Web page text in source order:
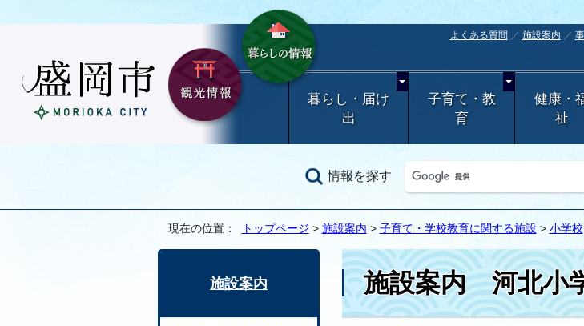
よくある質問 施設案内
暮らし・届け
出
子育て・教
育
健康・
祉
情報を探す
現在の位置： トップページ > 施設案内 > 子育て・学校教育に関する施設> 小学校
施設案内河北小
施設案内